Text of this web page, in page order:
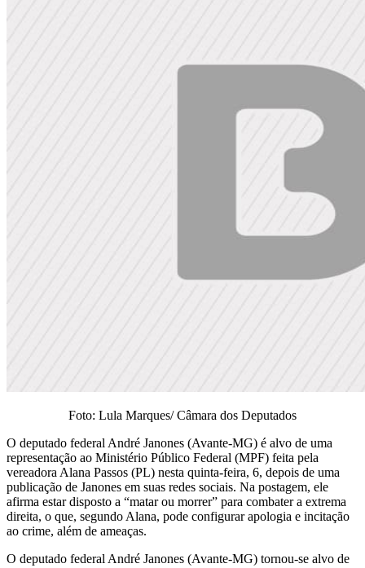
Foto: Lula Marques/ Câmara dos Deputados
O deputado federal André Janones (Avante-MG) é alvo de uma
representação ao Ministério Público Federal (MPF) feita pela
vereadora Alana Passos (PL) nesta quinta-feira, 6, depois de uma
publicação de Janones em suas redes sociais. Na postagem, ele
afirma estar disposto a “matar ou morrer” para combater a extrema
direita, o que, segundo Alana, pode configurar apologia e incitação
ao crime, além de ameaças.
O deputado federal André Janones (Avante-MG) tornou-se alvo de